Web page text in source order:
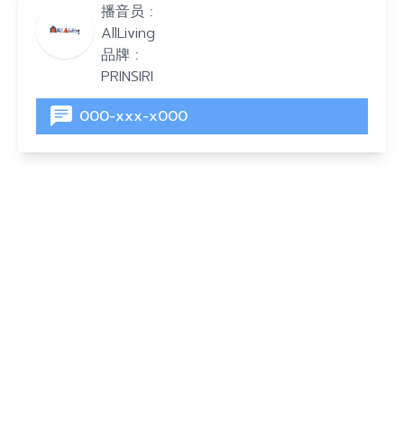
播音员 :
AllLiving
品牌 :
PRINSIRI
000-xxx-x000